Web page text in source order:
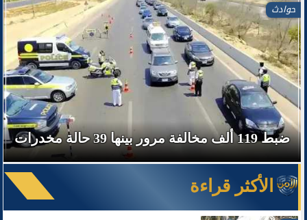
حوادث
ضبط 119 ألف مخالفة مرور بينها 39 حالة مخدرات
الأكثر قراءة